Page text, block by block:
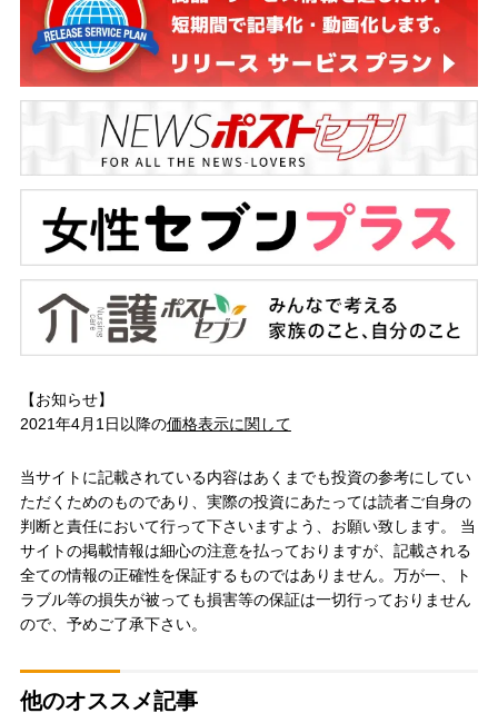
【お知らせ】
2021年4月1日以降の価格表示に関して
当サイトに記載されている内容はあくまでも投資の参考にしてい
ただくためのものであり、実際の投資にあたっては読者ご自身の
判断と責任において行って下さいますよう、お願い致します。 当
サイトの掲載情報は細心の注意を払っておりますが、記載される
全ての情報の正確性を保証するものではありません。万が一、ト
ラブル等の損失が被っても損害等の保証は一切行っておりません
ので、予めご了承下さい。
他のオススメ記事